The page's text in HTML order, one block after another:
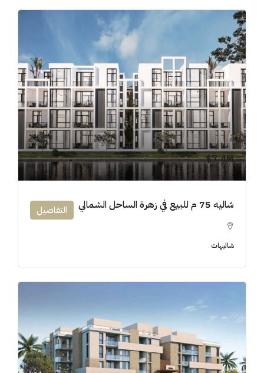
7.4M$
شاليه 75 م للبيع في زهرة الساحل الشمالي
شاليهات
التفاصيل